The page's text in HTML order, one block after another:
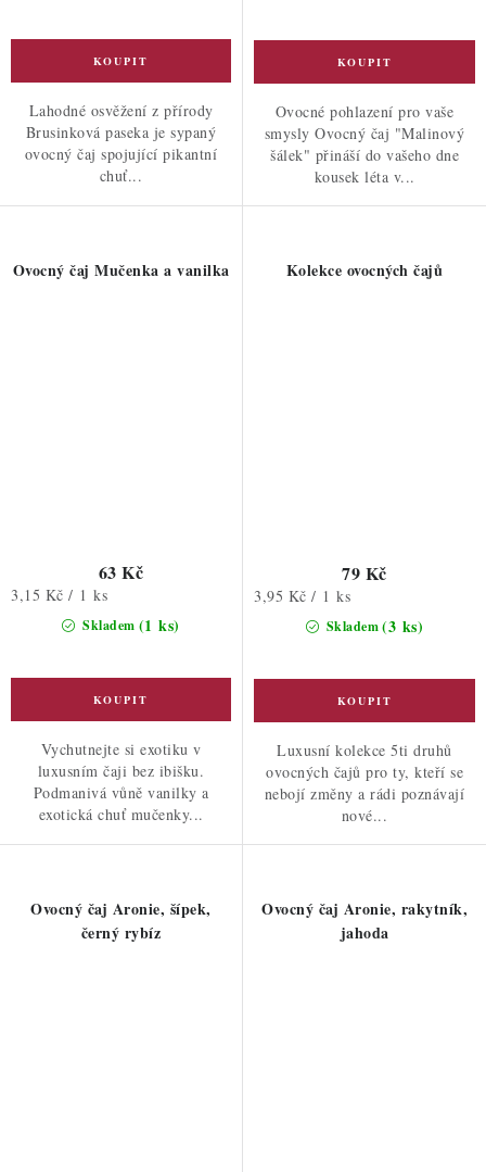
Lahodné osvěžení z přírody
Brusinková paseka je sypaný
ovocný čaj spojující pikantní
chuť...
Ovocné pohlazení pro vaše
smysly Ovocný čaj "Malinový
šálek" přináší do vašeho dne
kousek léta v...
Ovocný čaj Mučenka a vanilka
Skladem (1 ks)
63 Kč
Měrná
3,15 Kč / 1 ks
Vychutnejte si exotiku v
luxusním čaji bez ibišku.
Podmanivá vůně vanilky a
exotická chuť mučenky...
Kolekce ovocných čajů
Skladem(3 ks)
79 Kč
Měrná
3,95 Kč / 1 ks
Luxusní kolekce 5ti druhů
ovocných čajů pro ty, kteří se
nebojí změny a rádi poznávají
nové...
Ovocný čaj Aronie, šípek,
černý rybíz
Ovocný čaj Aronie, rakytník,
jahoda